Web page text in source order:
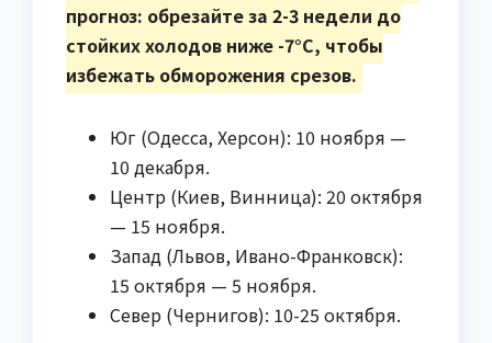
прогноз: обрезайте за 2-3 недели до
стойких холодов ниже -7°C, чтобы
избежать обморожения срезов.
Юг (Одесса, Херсон): 10 ноября —
10 декабря.
Центр (Киев, Винница): 20 октября
— 15 ноября.
Запад (Львов, Ивано-Франковск):
15 октября — 5 ноября.
Север (Чернигов): 10-25 октября.